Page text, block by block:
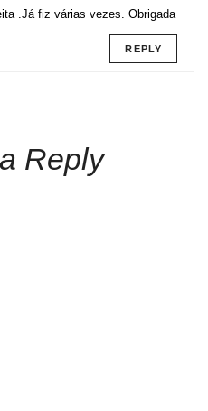
.Já fiz várias vezes. Obrigada
REPLY
Reply